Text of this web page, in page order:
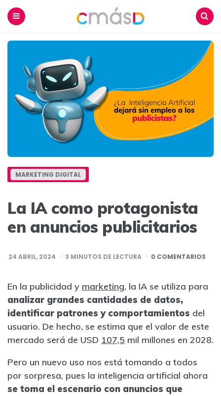
MARKETING DIGITAL
La IA como protagonista
en anuncios publicitarios
24 ABRIL, 2024 3 MINUTOS DE LECTURA 0 COMENTARIOS
En la publicidad y marketing, la IA se utiliza para
analizar grandes cantidades de datos,
identificar patrones y comportamientos del
usuario. De hecho, se estima que el valor de este
mercado será de USD 107,5 mil millones en 2028.
Pero un nuevo uso nos está tomando a todos
por sorpresa, pues la inteligencia artificial ahora
se toma el escenario con anuncios que